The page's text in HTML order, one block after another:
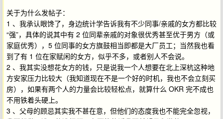
关于为什么发帖子：
1 、我承认眼馋了，身边统计学告诉我有不少同事/亲戚的女方都比较
“强”，具体的说其中有 2 位同辈亲戚的对象很优秀甚至优于男方（或
家庭优秀），5 位同事的女方旗鼓相当即都是大厂员工；当然我也看
到了有 1 位在家赋闲的女方，似乎不多，或者别人不会说。
2 、我其实没想花女方的钱，只是说我一个人想要在北上深杭这种地
方安家压力比较大（我知道现在不是一个好的时机，我也不会立刻买
房），如果有两个人的力量会比较轻松点，就算什么 OKR 完不成也
不用铁着头硬上。
3 、父母的顾忌其实我不甚在意，但他们的态度我也不能完全忽视，